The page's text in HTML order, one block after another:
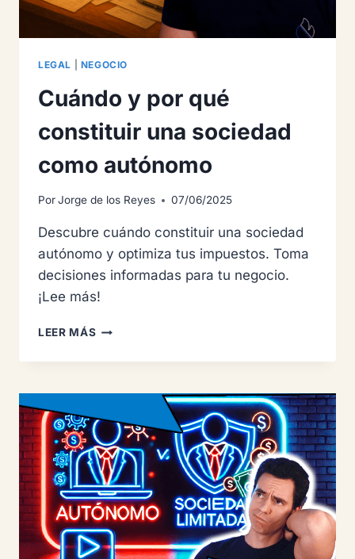
LEGAL NEGOCIO
Cuándo y por qué
constituir una sociedad
como autónomo
PorJorge de los Reyes 07/06/2025
Descubre cuándo constituir una sociedad
autónomo y optimiza tus impuestos. Toma
decisiones informadas para tu negocio.
¡Lee más!
LEER MÁSCUÁNDO
POR
CONSTITUIR
SOCIEDAD
COMO
AUTÓNOMO